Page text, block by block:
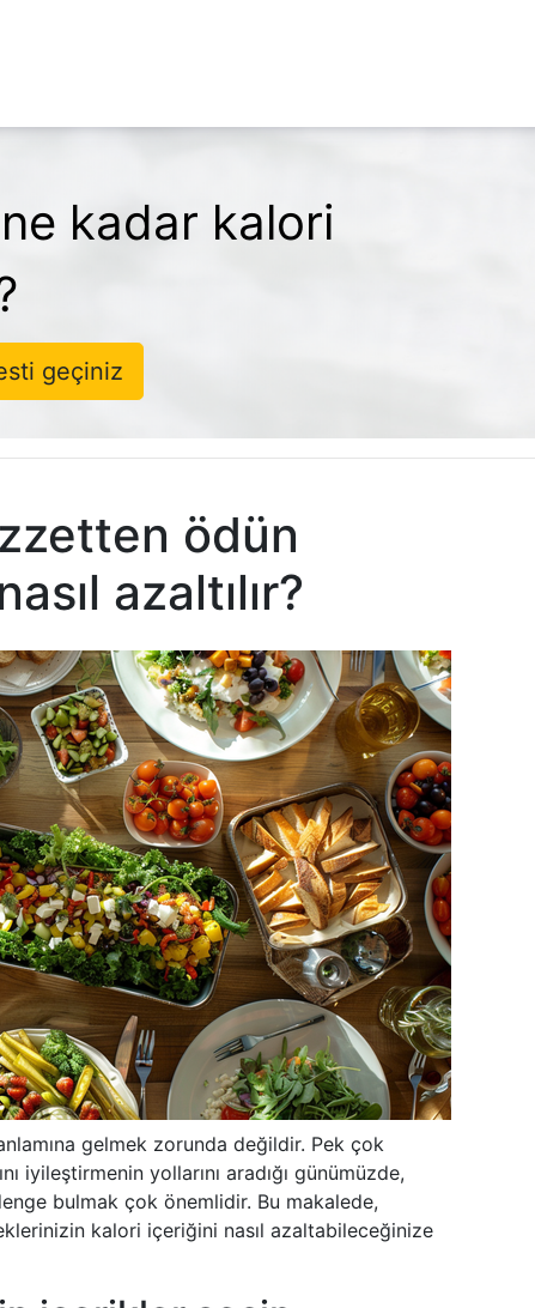
kadar kalori
geçiniz
ödün
azaltılır?
gelmek zorunda değildir. Pek çok
iyileştirmenin yollarını aradığı günümüzde,
bulmak çok önemlidir. Bu makalede,
kalori içeriğini nasıl azaltabileceğinize